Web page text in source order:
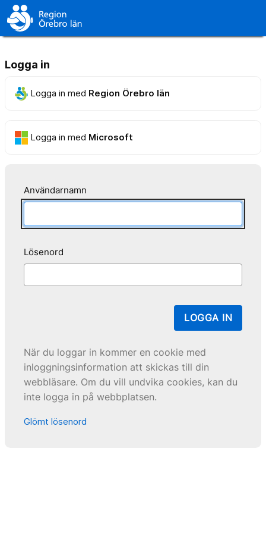
Logga in
Logga in med Region Örebro län
Logga in med Microsoft
Användarnamn
Lösenord
LOGGA IN
När du loggar in kommer en cookie med
inloggningsinformation att skickas till din
webbläsare. Om du vill undvika cookies, kan du
inte logga in på webbplatsen.
Glömt lösenord